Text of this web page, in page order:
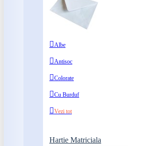
Albe
Antisoc
Colorate
Cu Burduf
Vezi tot
Hartie Matriciala